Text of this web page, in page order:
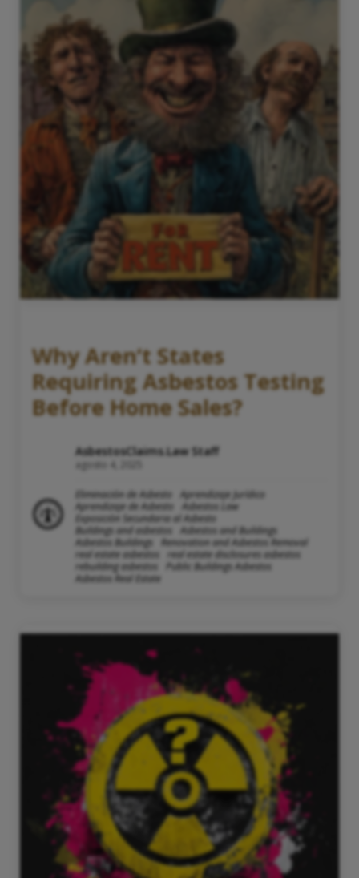
Why Aren’t States
Requiring Asbestos Testing
Before Home Sales?
AsbestosClaims.Law Staff
agosto 4, 2025
Eliminación de Asbesto
Aprendizaje Jurídico
Aprendizaje de Asbesto
Asbestos Law
Exposición Secundaria al Asbesto
Buildings and asbestos
Asbestos and Buildings
Asbestos Buildings
Renovation and Asbestos Removal
real estate asbestos
real estate disclosures asbestos
rebuilding asbestos
Public Buildings Asbestos
Asbestos Real Estate